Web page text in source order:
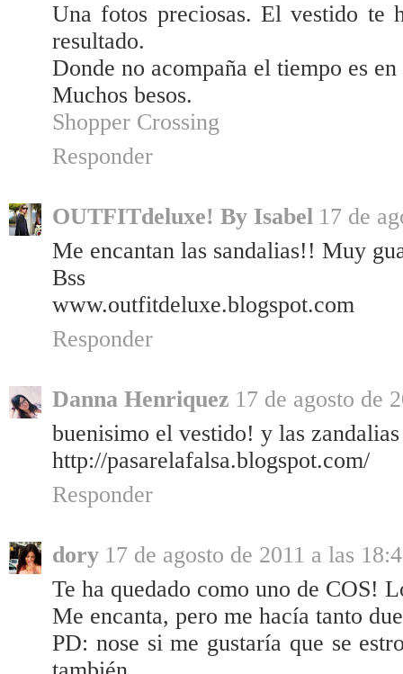
Una fotos preciosas. El vestido te
resultado.
Donde no acompaña el tiempo es
Muchos besos.
Shopper Crossing
Responder
OUTFITdeluxe! By Isabel 17 de
Me encantan las sandalias!! Muy
Bss
www.outfitdeluxe.blogspot.com
Responder
Danna Henriquez 17 de agosto de
buenisimo el vestido! y las
http://pasarelafalsa.blogspot.com/
Responder
dory 17 de agosto de 2011 a las
Te ha quedado como uno de COS!
Me encanta, pero me hacía tanto
PD: nose si me gustaría que se